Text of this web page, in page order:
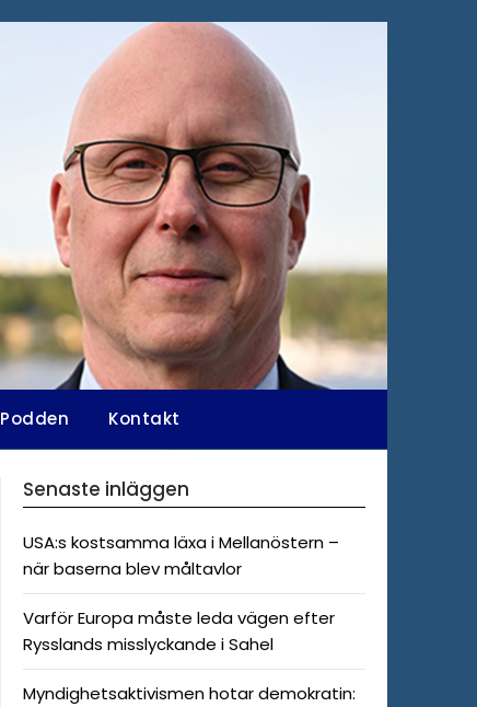
Podden Kontakt
Senaste inläggen
USA:s kostsamma läxa i Mellanöstern –
när baserna blev måltavlor
Varför Europa måste leda vägen efter
Rysslands misslyckande i Sahel
Myndighetsaktivismen hotar demokratin: